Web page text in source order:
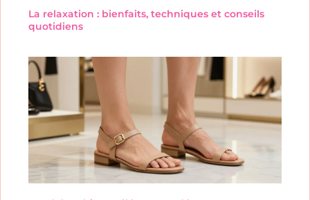
La relaxation : bienfaits, techniques et conseils
quotidiens